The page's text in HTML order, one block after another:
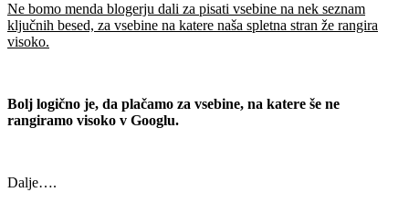
Ne bomo menda blogerju dali za pisati vsebine na nek seznam
ključnih besed, za vsebine na katere naša spletna stran že rangira
visoko.
Bolj logično je, da plačamo za vsebine, na katere še ne
rangiramo visoko v Googlu.
Dalje….